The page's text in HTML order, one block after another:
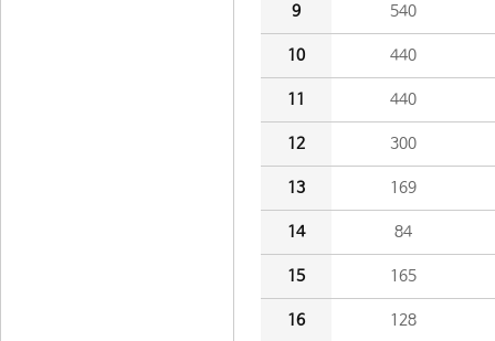
9 540
10 440
11 440
12 300
13 169
14 84
15 165
16 128